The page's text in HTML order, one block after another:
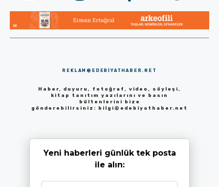
REKLAM@EDEBIYATHABER.NET
Haber, duyuru, fotoğraf, video, söyleşi,
kitap tanıtım yazılarını ve basın
bültenlerini bize
gönderebilirsiniz: bilgi@edebiyathaber.net
Yeni haberleri günlük tek posta
ile alın: